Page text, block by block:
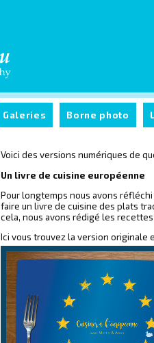
Galeries Borne photo
Voici des versions numériques de
Un livre de cuisine européenne
Pour longtemps nous avons
faire un livre de cuisine des plats
cela, nous avons rédigé les
Ici vous trouvez la version originale